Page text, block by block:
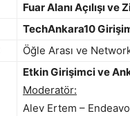
Fuar Alanı Açılışı ve
TechAnkara10
Öğle Arası ve
Etkin Girişimci ve
Moderatör:
Alev Ertem –